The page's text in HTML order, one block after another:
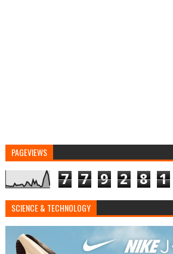
PAGEVIEWS
7 7 9 2 8 1
SCIENCE & TECHNOLOGY